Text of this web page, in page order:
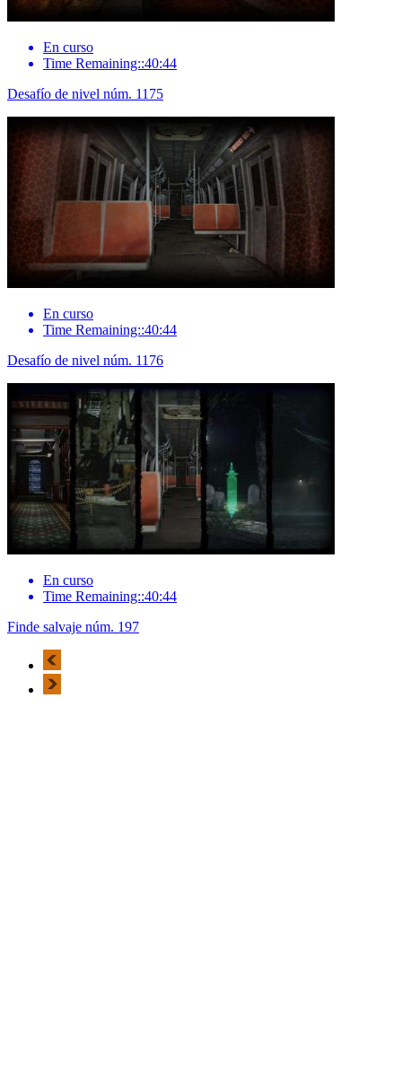
En curso
Time Remaining::40:44
Desafío de nivel núm. 1175
En curso
Time Remaining::40:44
Desafío de nivel núm. 1176
En curso
Time Remaining::40:44
Finde salvaje núm. 197